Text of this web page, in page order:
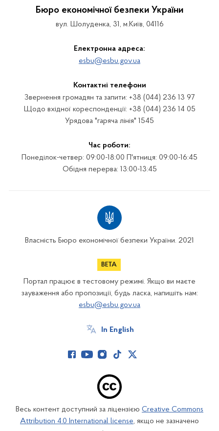
Бюро економічної безпеки України
вул. Шолуденка, 31, м.Київ, 04116
Електронна адреса:
esbu@esbu.gov.ua
Контактні телефони
Звернення громадян та запити: +38 (044) 236 13 97
Щодо вхідної кореспонденції: +38 (044) 236 14 05
Урядова "гаряча лінія" 1545
Час роботи:
Понеділок-четвер: 09:00-18:00 П'ятниця: 09:00-16:45
Обідня перерва: 13:00-13:45
Власність Бюро економічної безпеки України. 2021
Портал працює в тестовому режимі. Якщо ви маєте
зауваження або пропозиції, будь ласка, напишіть нам:
esbu@esbu.gov.ua
In English
Весь контент доступний за ліцензією Creative Commons
Attribution 4.0 International license, якщо не зазначено